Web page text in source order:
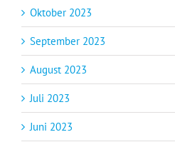
Oktober 2023
September 2023
August 2023
Juli 2023
Juni 2023